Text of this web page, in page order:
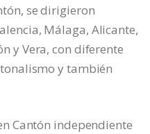
se dirigieron
Málaga, Alicante,
y Vera, con diferente
y también
Cantón independiente